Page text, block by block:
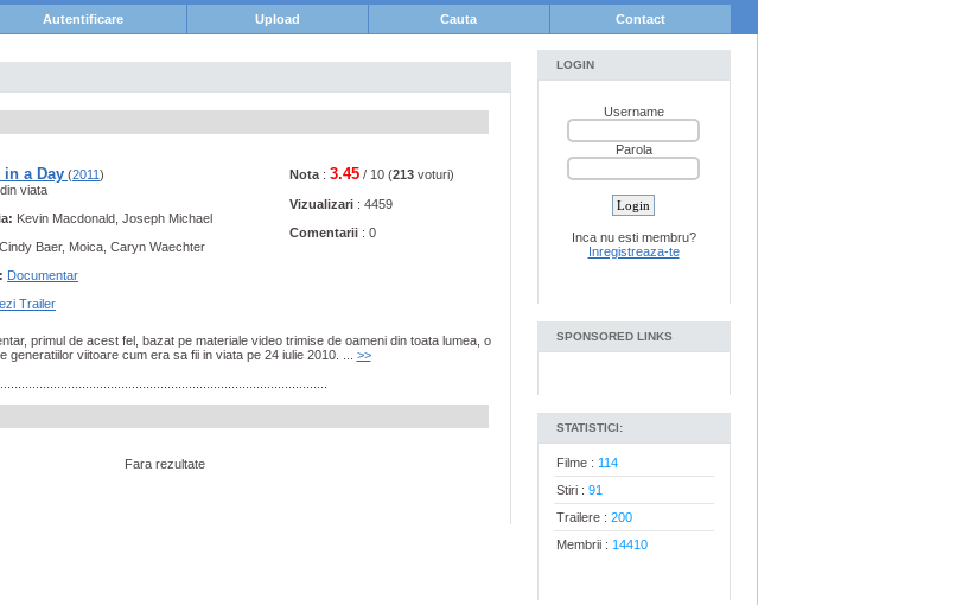
Autentificare Upload Cauta Contact
in a Day (2011)
viata
Kevin Macdonald, Joseph Michael
Cindy Baer, Moica, Caryn Waechter
Documentar
Nota : 3.45 / 10 (213 voturi)
Vizualizari : 4459
Comentarii : 0
primul de acest fel, bazat pe materiale video trimise de oameni din toata lumea, o
generatiilor viitoare cum era sa fii in viata pe 24 iulie 2010. ... >>
Fara rezultate
LOGIN
Username
Parola
Inca nu esti membru?
Inregistreaza-te
SPONSORED LINKS
STATISTICI:
Filme : 114
Stiri : 91
Trailere : 200
Membrii : 14410